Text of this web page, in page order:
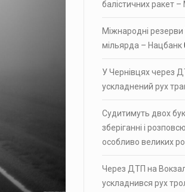
балістичних ракет
Міжнародні
мільярда – Нацбанк
У Чернівцях через
ускладнений рух
Судитимуть двох
зберіганні і
особливо великих
Через ДТП на
ускладнився рух